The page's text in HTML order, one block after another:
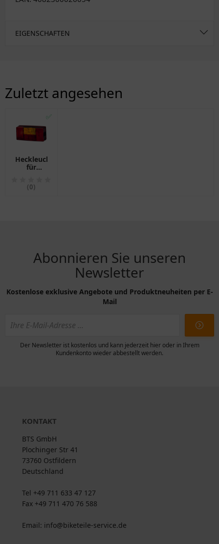
EIGENSCHAFTEN
Zuletzt angesehen
✅
Heckleuchte
für
links
(0)
Abonnieren Sie unseren
Newsletter
Kostenlose exklusive Angebote und Produktneuheiten per E-
Mail
Der Newsletter ist kostenlos und kann jederzeit hier oder in Ihrem
Kundenkonto wieder abbestellt werden.
KONTAKT
BTS GmbH
Plochinger Str 41
73760 Ostfildern
Deutschland
Tel +49 711 633 47 127
Fax +49 711 470 76 588
Email: info@biketeile-service.de